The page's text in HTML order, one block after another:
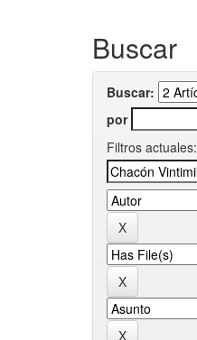
Buscar
Buscar:
por
Filtros actuales: